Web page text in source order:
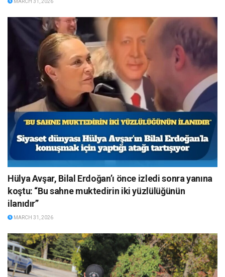
MARCH 31, 2026
Hülya Avşar, Bilal Erdoğan’ı önce izledi sonra yanına
koştu: “Bu sahne muktedirin iki yüzlülüğünün
ilanıdır”
MARCH 31, 2026